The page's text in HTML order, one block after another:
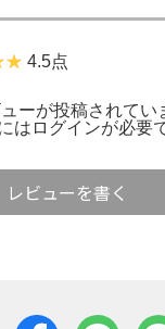
4.5点
ーが投稿されてい
は ログインが必要
レビューを書く